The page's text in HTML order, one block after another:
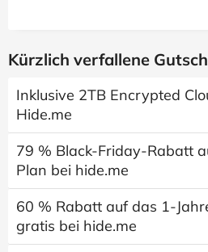
Kürzlich verfallene
Inklusive 2TB Encrypted
Hide.me
79 % Black-Friday-Rabatt
Plan bei hide.me
60 % Rabatt auf das 1-
gratis bei hide.me